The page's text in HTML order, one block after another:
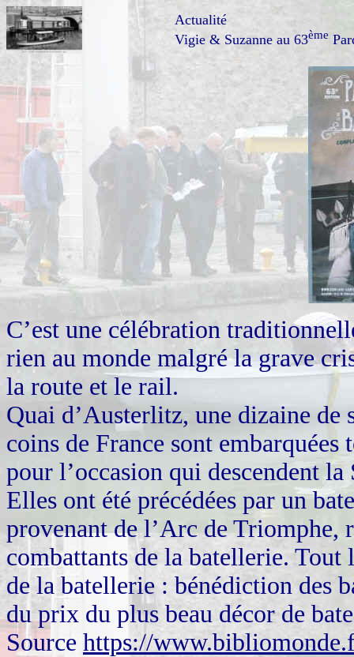
Actualité
Vigie & Suzanne au 63ème
C’est une célébration
rien au monde malgré la grave
la route et le rail.
Quai d’Austerlitz, une dizaine de
coins de France sont
pour l’occasion qui descendent
Elles ont été précédées par un
provenant de l’Arc de Triomphe,
combattants de la batellerie.
de la batellerie : bénédiction des
du prix du plus beau décor de
Source https://